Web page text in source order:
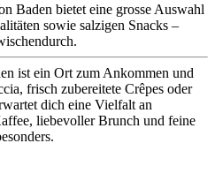
Baden bietet eine grosse Auswahl
sowie salzigen Snacks –
ist ein Ort zum Ankommen und
frisch zubereitete Crêpes oder
dich eine Vielfalt an
liebevoller Brunch und feine